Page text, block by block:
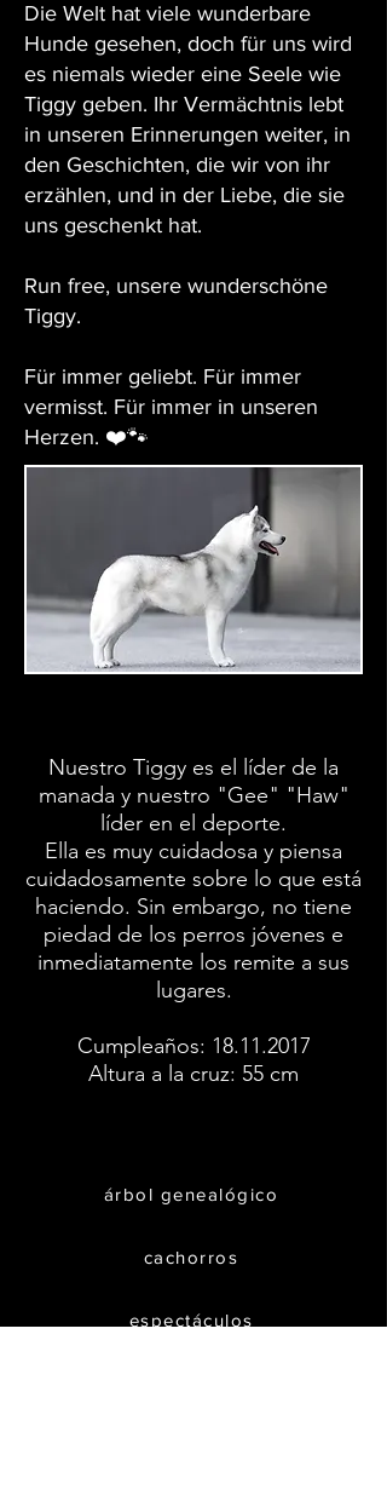
Die Welt hat viele wunderbare
Hunde gesehen, doch für uns wird
es niemals wieder eine Seele wie
Tiggy geben. Ihr Vermächtnis lebt
in unseren Erinnerungen weiter, in
den Geschichten, die wir von ihr
erzählen, und in der Liebe, die sie
uns geschenkt hat.
Run free, unsere wunderschöne
Tiggy.
Für immer geliebt. Für immer
vermisst. Für immer in unseren
Herzen. ❤️🐾
Nuestro Tiggy es el líder de la
manada y nuestro "Gee" "Haw"
líder en el deporte.
Ella es muy cuidadosa y piensa
cuidadosamente sobre lo que está
haciendo. Sin embargo, no tiene
piedad de los perros jóvenes e
inmediatamente los remite a sus
lugares.
Cumpleaños: 18.11.2017
Altura a la cruz: 55 cm
árbol genealógico
cachorros
espectáculos